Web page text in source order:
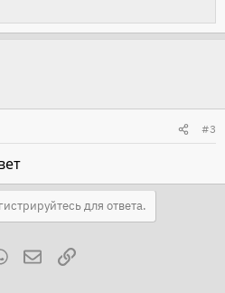
#3
для ответа.
WhatsAppЭлектронная почта
Ссылка